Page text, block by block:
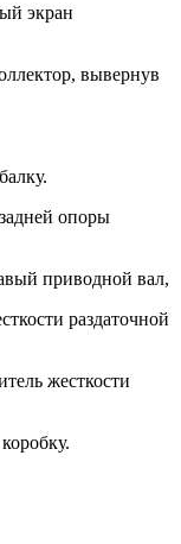
экран
вывернув
опоры
приводной вал,
раздаточной
жесткости